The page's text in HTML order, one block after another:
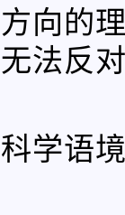
向的
法反
学语